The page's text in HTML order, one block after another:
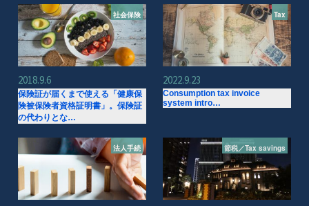
社会保険
2018.9.6
保険証が届くまで使える「健康保
険被保険者資格証明書」。保険証
の代わりとな…
Tax
2022.9.23
Consumption tax invoice
system intro…
法人手続 節税／Tax savings